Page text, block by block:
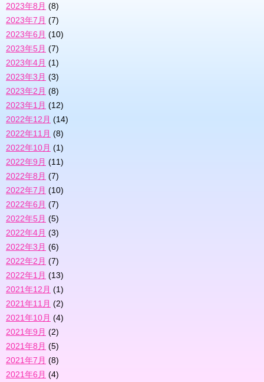
2023年8月 (8)
2023年7月 (7)
2023年6月 (10)
2023年5月 (7)
2023年4月 (1)
2023年3月 (3)
2023年2月 (8)
2023年1月 (12)
2022年12月 (14)
2022年11月 (8)
2022年10月 (1)
2022年9月 (11)
2022年8月 (7)
2022年7月 (10)
2022年6月 (7)
2022年5月 (5)
2022年4月 (3)
2022年3月 (6)
2022年2月 (7)
2022年1月 (13)
2021年12月 (1)
2021年11月 (2)
2021年10月 (4)
2021年9月 (2)
2021年8月 (5)
2021年7月 (8)
2021年6月 (4)